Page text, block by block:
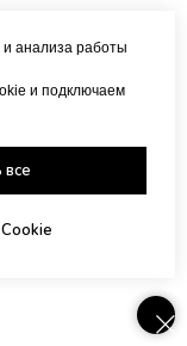
анализа работы
и подключаем
все